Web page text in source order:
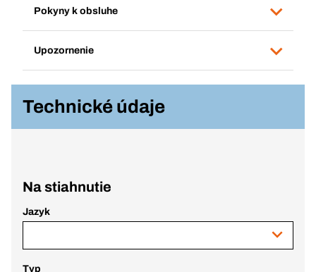
Pokyny k obsluhe
Upozornenie
Technické údaje
Na stiahnutie
Jazyk
Typ